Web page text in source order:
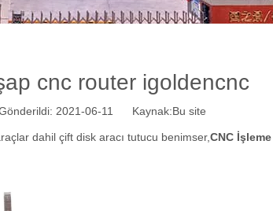
cnc router igoldencnc
2021-06-11 Kaynak:Bu site
dahil çift disk aracı tutucu benimser,CNC İşleme